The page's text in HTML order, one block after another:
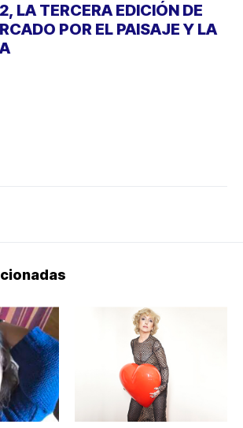
LA TERCERA EDICIÓN DE
POR EL PAISAJE Y LA